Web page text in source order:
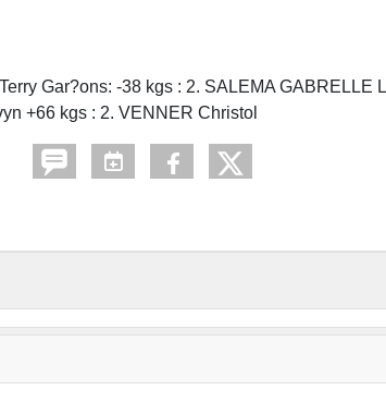
Gar?ons: -38 kgs : 2. SALEMA
+66 kgs : 2. VENNER Christol